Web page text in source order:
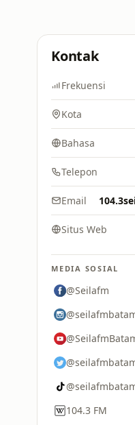
Kontak
Frekuensi
Kota
Bahasa
Telepon
Email
Situs Web
MEDIA SOSIAL
@Seilafm
104.3 FM